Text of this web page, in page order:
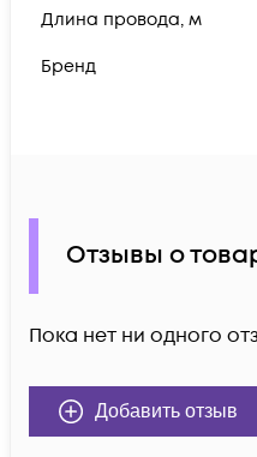
Длина провода, м
Бренд
Отзывы о
Пока нет ни одного
Добавить отзыв